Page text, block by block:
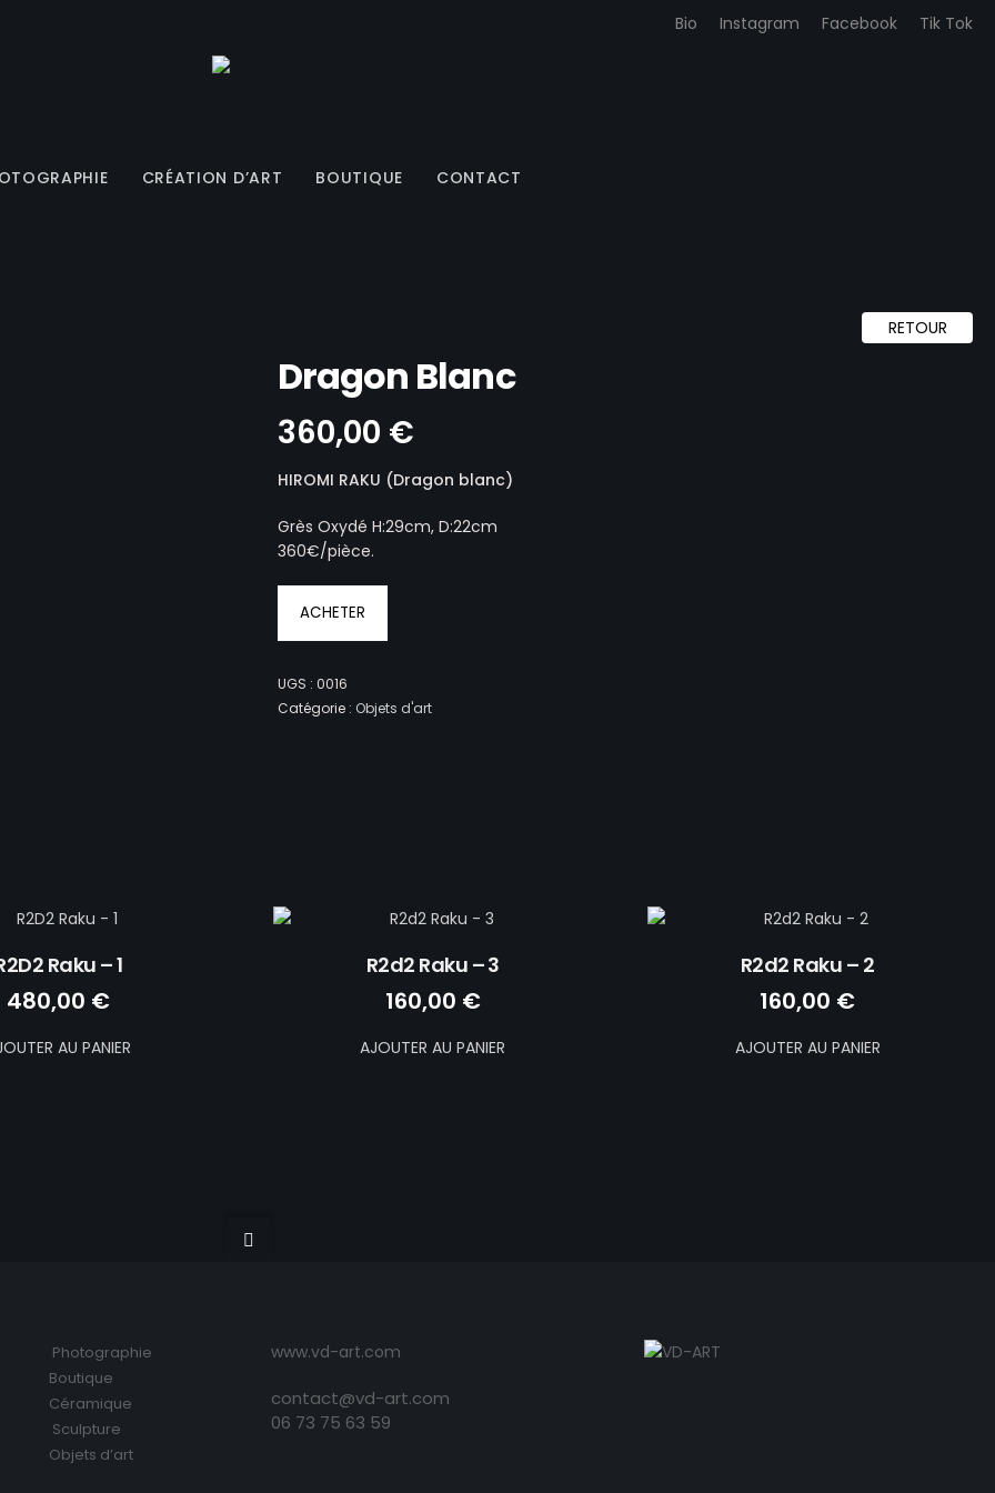
Tik Tok
Facebook
Instagram
Bio
TARIFS & SÉANCES
> PACKS FORMULES PHOTOS
> CARTES CADEAUX
> PRÉPARATION
> ACCESSOIRES ET VÊTEMENTS
CRÉATION D’ART
SUR COMMANDE
> CONTACTEZ-MOI
BOUTIQUE CONTACT
RETOUR
Dragon Blanc
360,00 €
HIROMI RAKU (Dragon blanc)
Grès Oxydé H:29cm, D:22cm
360€/pièce.
ACHETER
UGS :0016
Catégorie : Objets d'art
Raku – 1
480,00 €
AU PANIER
R2d2 Raku – 3
160,00 €
AJOUTER AU PANIER
R2d2 Raku – 2
160,00 €
AJOUTER AU PANIER
Photographie
Boutique
Céramique
Sculpture
Objets d’art
www.vd-art.com
contact@vd-art.com
06 73 75 63 59